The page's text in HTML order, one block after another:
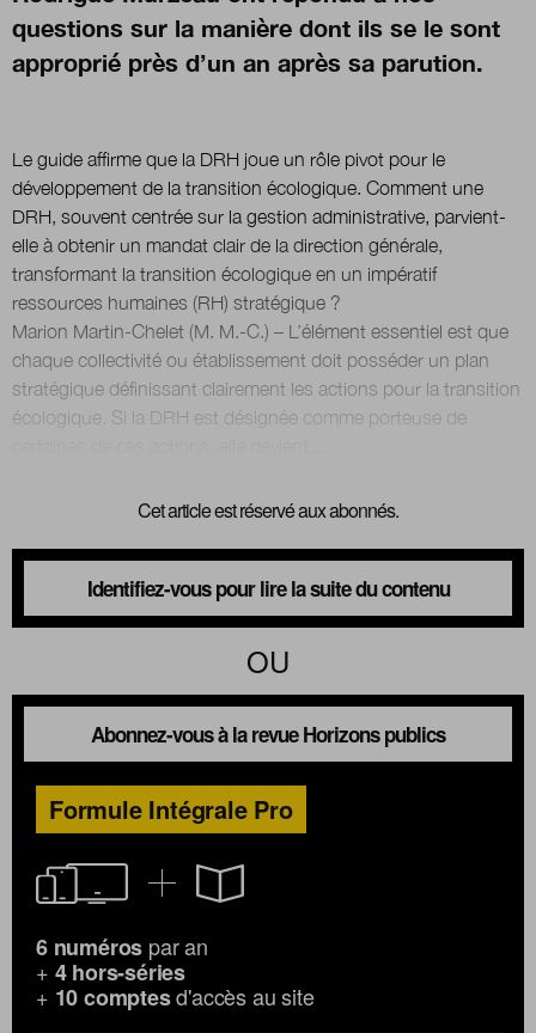
Nous suivre sur Twittersur LinkedIn
sur
questions sur la manière dont ils se le sont
approprié près d’un an après sa parution.
Le guide affirme que la DRH joue un rôle pivot pour le
développement de la transition écologique. Comment une
DRH, souvent centrée sur la gestion administrative, parvient-
elle à obtenir un mandat clair de la direction générale,
transformant la transition écologique en un impératif
ressources humaines (RH) stratégique ?
Marion Martin-Chelet (M. M.-C.) – L’élément essentiel est que
chaque collectivité ou établissement doit posséder un plan
stratégique définissant clairement les actions pour la transition
écologique. Si la DRH est désignée comme porteuse de
Cet article est réservé aux abonnés.
Identifiez-vous pour lire la suite du contenu
OU
Abonnez-vous à la revue Horizons publics
Formule Intégrale Pro
6 numéros par an
+ 4 hors-séries
+ 10 comptesd'accès au site